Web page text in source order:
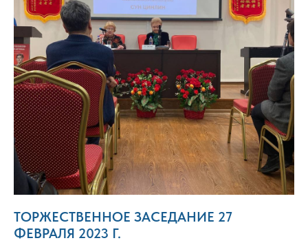
ТОРЖЕСТВЕННОЕ ЗАСЕДАНИЕ 27
ФЕВРАЛЯ 2023 Г.